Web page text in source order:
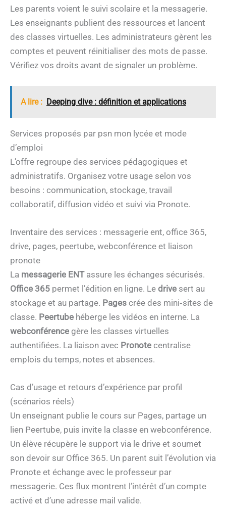
Les parents voient le suivi scolaire et la messagerie.
Les enseignants publient des ressources et lancent
des classes virtuelles. Les administrateurs gèrent les
comptes et peuvent réinitialiser des mots de passe.
Vérifiez vos droits avant de signaler un problème.
A lire : Deeping dive : définition et applications
Services proposés par psn mon lycée et mode
d’emploi
L’offre regroupe des services pédagogiques et
administratifs. Organisez votre usage selon vos
besoins : communication, stockage, travail
collaboratif, diffusion vidéo et suivi via Pronote.
Inventaire des services : messagerie ent, office 365,
drive, pages, peertube, webconférence et liaison
pronote
La messagerie ENTassure les échanges sécurisés.
Office 365 permet l’édition en ligne. Le drive sert au
stockage et au partage. Pages crée des mini‑sites de
classe. Peertube héberge les vidéos en interne. La
webconférence gère les classes virtuelles
authentifiées. La liaison avec Pronote centralise
emplois du temps, notes et absences.
Cas d’usage et retours d’expérience par profil
(scénarios réels)
Un enseignant publie le cours sur Pages, partage un
lien Peertube, puis invite la classe en webconférence.
Un élève récupère le support via le drive et soumet
son devoir sur Office 365. Un parent suit l’évolution via
Pronote et échange avec le professeur par
messagerie. Ces flux montrent l’intérêt d’un compte
activé et d’une adresse mail valide.